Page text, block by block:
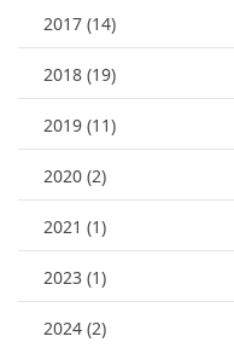
2017 (14)
2018 (19)
2019 (11)
2020 (2)
2021 (1)
2023 (1)
2024 (2)